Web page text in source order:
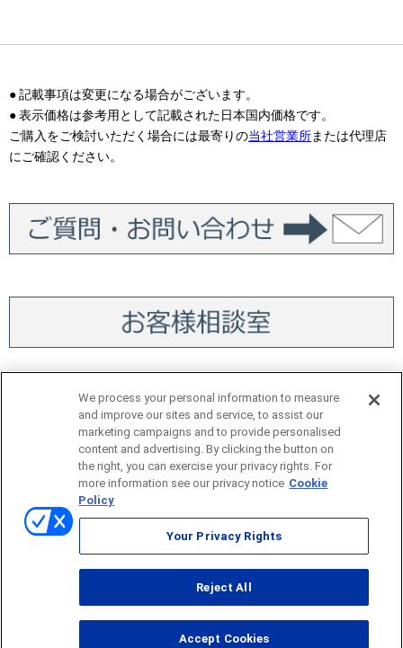
● 記載事項は変更になる場合がございます。
● 表示価格は参考用として記載された日本国内価格です。
ご購入をご検討いただく場合には最寄りの当社営業所または代理店
にご確認ください。
サイトマップ
当サイトのご利用にあたって
個人情報保護方針
We process your personal information to measure
and improve our sites and service, to assist our
marketing campaigns and to provide personalised
content and advertising. By clicking the button on
the right, you can exercise your privacy rights. For
more information see our privacy notice Cookie
Policy
Your Privacy Rights
Reject All
Accept Cookies